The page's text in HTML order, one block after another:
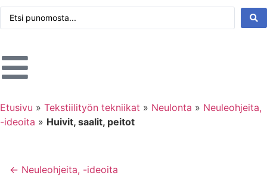
Etusivu » Tekstiilityön tekniikat » Neulonta » Neuleohjeita,
-ideoita » Huivit, saalit, peitot
← Neuleohjeita, -ideoita